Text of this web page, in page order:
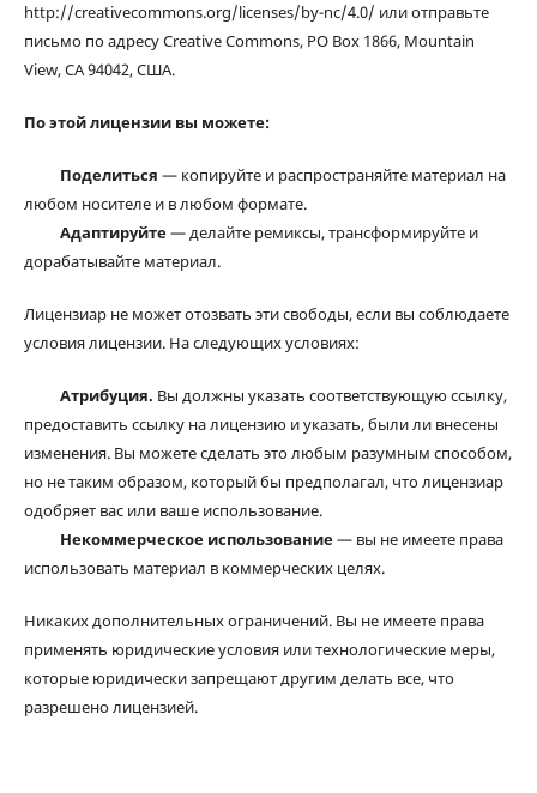
http://creativecommons.org/licenses/by-nc/4.0/ или отправьте
письмо по адресу Creative Commons, PO Box 1866, Mountain
View, CA 94042, США.
По этой лицензии вы можете:
Поделиться — копируйте и распространяйте материал на
любом носителе и в любом формате.
Адаптируйте— делайте ремиксы, трансформируйте и
дорабатывайте материал.
Лицензиар не может отозвать эти свободы, если вы соблюдаете
условия лицензии. На следующих условиях:
Атрибуция. Вы должны указать соответствующую ссылку,
предоставить ссылку на лицензию и указать, были ли внесены
изменения. Вы можете сделать это любым разумным способом,
но не таким образом, который бы предполагал, что лицензиар
одобряет вас или ваше использование.
Некоммерческое использование— вы не имеете права
использовать материал в коммерческих целях.
Никаких дополнительных ограничений. Вы не имеете права
применять юридические условия или технологические меры,
которые юридически запрещают другим делать все, что
разрешено лицензией.